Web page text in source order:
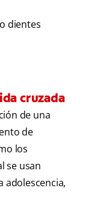
dientes
cruzada
de una
de
los
se usan
adolescencia,